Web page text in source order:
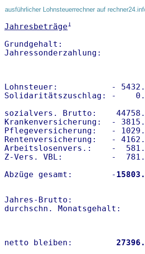
ausführlicher Lohnsteuerrechner auf
Jahresbeträge1
Grundgehalt:
Lohnsteuer:           -
Solidaritätszuschlag: -
sozialvers. Brutto:
Krankenversicherung:  -
Pflegeversicherung:   -
Rentenversicherung:   -
Arbeitslosenvers.:    -
Z-Vers. VBL:          -
Abzüge gesamt:        -
Jahres-Brutto:
netto bleiben: